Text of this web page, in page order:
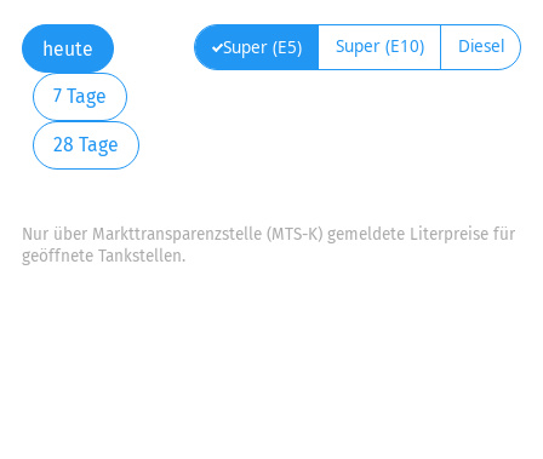
heute
7 Tage
28 Tage
Super (E5) Super (E10) Diesel
Nur über Markttransparenzstelle (MTS-K) gemeldete Literpreise für
geöffnete Tankstellen.